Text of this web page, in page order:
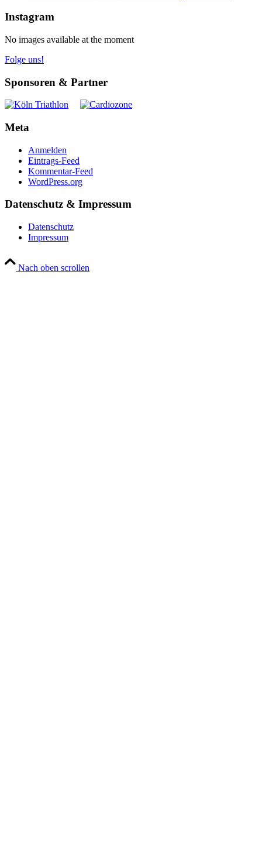
Instagram
No images available at the moment
Folge uns!
Sponsoren & Partner
Meta
Anmelden
Eintrags-Feed
Kommentar-Feed
WordPress.org
Datenschutz & Impressum
Datenschutz
Impressum
Nach oben scrollen